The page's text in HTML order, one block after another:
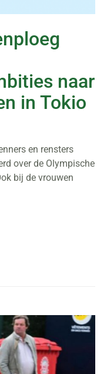
naar
in Tokio
en rensters
over de Olympische
bij de vrouwen